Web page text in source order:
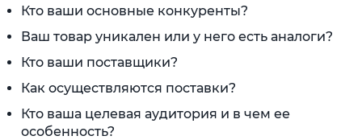
Кто ваши основные конкуренты?
Ваш товар уникален или у него есть аналоги?
Кто ваши поставщики?
Как осуществляются поставки?
Кто ваша целевая аудитория и в чем ее
особенность?